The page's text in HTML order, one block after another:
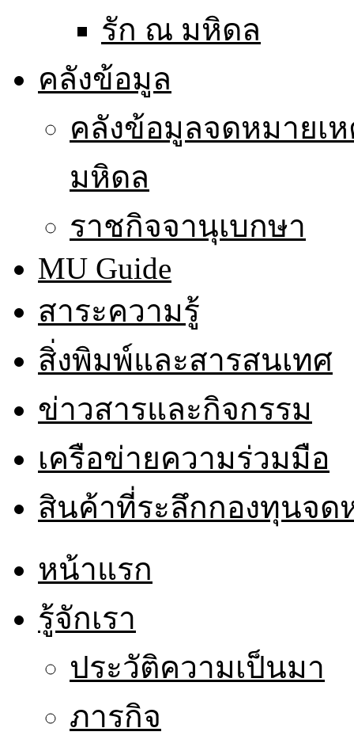
รัก ณ มหิดล
คลังข้อมูล
คลังข้อมูลจดหมาย
มหิดล
ราชกิจจานุเบกษา
MU Guide
สาระความรู้
สิ่งพิมพ์และสารสนเทศ
ข่าวสารและกิจกรรม
เครือข่ายความร่วมมือ
สินค้าที่ระลึกกองทุนจ
หน้าแรก
รู้จักเรา
ประวัติความเป็นมา
ภารกิจ